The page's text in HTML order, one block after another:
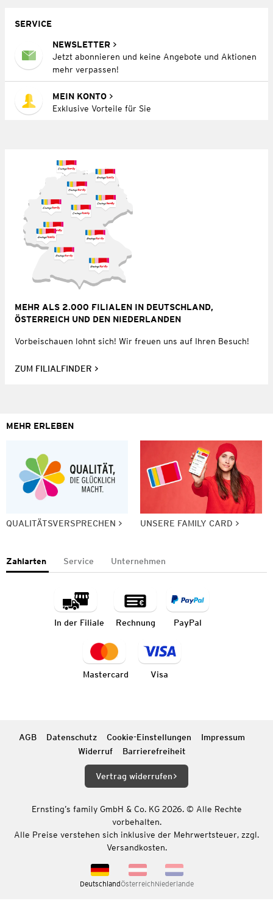
SERVICE
NEWSLETTER
Jetzt abonnieren und keine Angebote und Aktionen
mehr verpassen!
MEIN KONTO
Exklusive Vorteile für Sie
MEHR ALS 2.000 FILIALEN IN DEUTSCHLAND,
ÖSTERREICH UND DEN NIEDERLANDEN
Vorbeischauen lohnt sich! Wir freuen uns auf Ihren Besuch!
ZUM FILIALFINDER
MEHR ERLEBEN
QUALITÄTSVERSPRECHEN UNSERE FAMILY CARD
Zahlarten Service Unternehmen
In der Filiale Rechnung PayPal
Mastercard Visa
AGB Datenschutz Cookie-Einstellungen
Impressum
Widerruf
Barrierefreiheit
Vertrag widerrufen
Ernsting’s family GmbH & Co. KG 2026. © Alle Rechte
vorbehalten.
Alle Preise verstehen sich inklusive der Mehrwertsteuer, zzgl.
Versandkosten.
DeutschlandÖsterreichNiederlande